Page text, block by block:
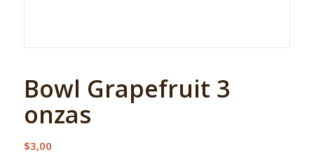
Bowl Grapefruit 3
onzas
$3,00